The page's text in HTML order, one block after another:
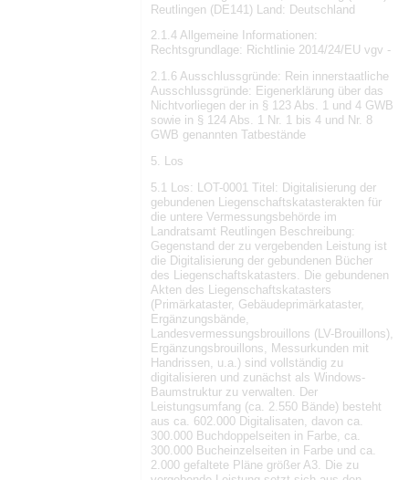
Reutlingen (DE141) Land: Deutschland
2.1.4 Allgemeine Informationen:
Rechtsgrundlage: Richtlinie 2014/24/EU vgv -
2.1.6 Ausschlussgründe: Rein innerstaatliche
Ausschlussgründe: Eigenerklärung über das
Nichtvorliegen der in § 123 Abs. 1 und 4 GWB
sowie in § 124 Abs. 1 Nr. 1 bis 4 und Nr. 8
GWB genannten Tatbestände
5. Los
5.1 Los: LOT-0001 Titel: Digitalisierung der
gebundenen Liegenschaftskatasterakten für
die untere Vermessungsbehörde im
Landratsamt Reutlingen Beschreibung:
Gegenstand der zu vergebenden Leistung ist
die Digitalisierung der gebundenen Bücher
des Liegenschaftskatasters. Die gebundenen
Akten des Liegenschaftskatasters
(Primärkataster, Gebäudeprimärkataster,
Ergänzungsbände,
Landesvermessungsbrouillons (LV-Brouillons),
Ergänzungsbrouillons, Messurkunden mit
Handrissen, u.a.) sind vollständig zu
digitalisieren und zunächst als Windows-
Baumstruktur zu verwalten. Der
Leistungsumfang (ca. 2.550 Bände) besteht
aus ca. 602.000 Digitalisaten, davon ca.
300.000 Buchdoppelseiten in Farbe, ca.
300.000 Bucheinzelseiten in Farbe und ca.
2.000 gefaltete Pläne größer A3. Die zu